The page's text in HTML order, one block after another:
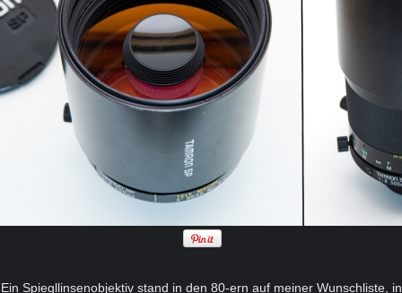
Ein Spiegllinsenobjektiv stand in den 80-ern auf meiner Wunschliste, in